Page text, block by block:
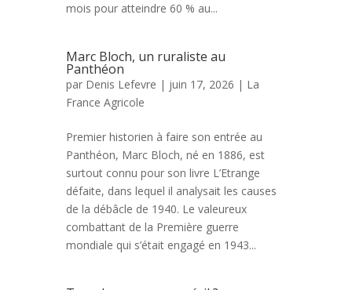
mois pour atteindre 60 % au...
Marc Bloch, un ruraliste au
Panthéon
par Denis Lefevre | juin 17, 2026 | La
France Agricole
Premier historien à faire son entrée au
Panthéon, Marc Bloch, né en 1886, est
surtout connu pour son livre L’Etrange
défaite, dans lequel il analysait les causes
de la débâcle de 1940. Le valeureux
combattant de la Première guerre
mondiale qui s’était engagé en 1943...